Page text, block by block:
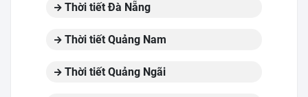
Thời tiết Đà Nẵng
Thời tiết Quảng Nam
Thời tiết Quảng Ngãi